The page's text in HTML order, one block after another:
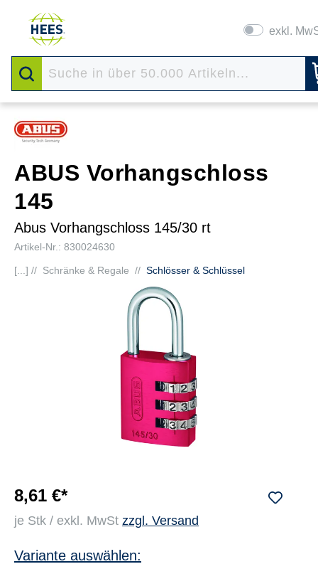
exkl.
ABUS Vorhangschloss
145
Abus Vorhangschloss 145/30 rt
Artikel-Nr.: 830024630
[...] // Schränke & Regale // Schlösser & Schlüssel
8,61 €*
je Stk / exkl. MwSt zzgl. Versand
Variante auswählen: